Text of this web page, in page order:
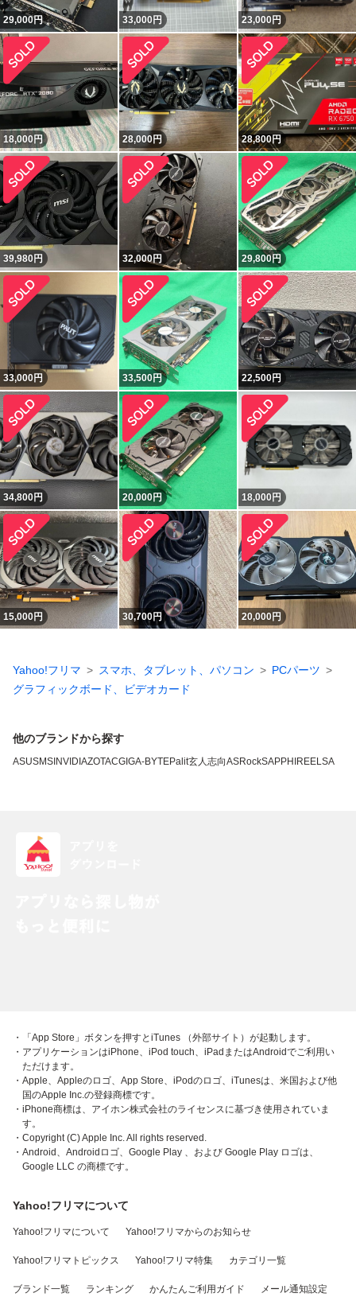
29,000円 33,000円 23,000円
18,000円 28,000円 28,800円
39,980円 32,000円 29,800円
33,000円 33,500円 22,500円
34,800円 20,000円 18,000円
15,000円 30,700円 20,000円
Yahoo!フリマ スマホ、タブレット、パソコン
PCパーツ
グラフィックボード、ビデオカード
他のブランドから探す
ASUSMSI NVIDIAZOTACGIGA-BYTEPalit玄人志向ASRockSAPPHIREELSA
・「App Store」ボタンを押すとiTunes （外部サイト）が起動します。
・アプリケーションはiPhone、iPod touch、iPadまたはAndroidでご利用い
ただけます。
・Apple、Appleのロゴ、App Store、iPodのロゴ、iTunesは、米国および他
国のApple Inc.の登録商標です。
・iPhone商標は、アイホン株式会社のライセンスに基づき使用されていま
す。
・Copyright (C) Apple Inc. All rights reserved.
・Android、Androidロゴ、Google Play 、および Google Play ロゴは、
Google LLC の商標です。
Yahoo!フリマについて
Yahoo!フリマについて Yahoo!フリマからのお知らせ
Yahoo!フリマトピックス Yahoo!フリマ特集 カテゴリ一覧
ブランド一覧 ランキング かんたんご利用ガイド メール通知設定